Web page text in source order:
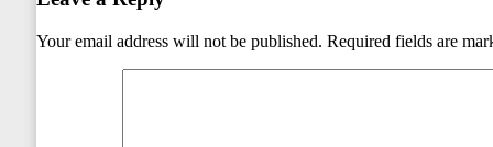
Your email address will not be published. Required fields are